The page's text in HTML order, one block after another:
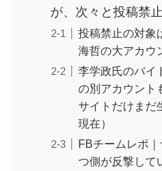
が、次々と投稿禁止
投稿禁止の対象
海哲の大アカ
李学政氏のバイ
の別アカウント
サイトだけまだ
現在）
FBチームレポ
つ側が反撃して